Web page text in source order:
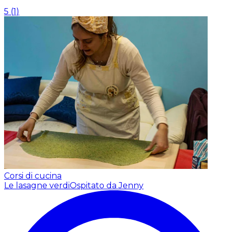
5 (1)
Corsi di cucina
Le lasagne verdiOspitato da Jenny